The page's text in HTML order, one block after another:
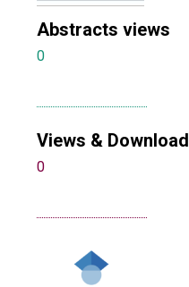
Abstracts views
0
Views & Download
0